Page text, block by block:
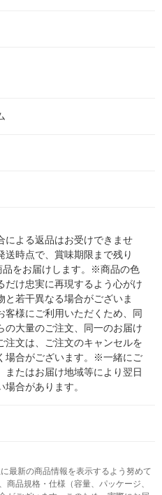
による返品はお受けできませ
時点で、賞味期限まで残り
品をお届けします。※商品の色
だけ忠実に再現するよう心がけ
と若干異なる場合がございま
様にご利用いただくため、同
の大量のご注文、同一のお届け
注文は、ご注文のキャンセルを
場合がございます。※一緒にご
またはお届け地域等により翌日
合があります。
最新の商品情報を表示するよう努めて
商品規格・仕様（容量、パッケージ、